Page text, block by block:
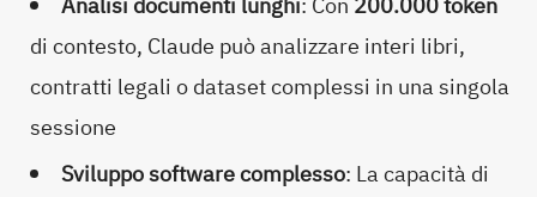
di contesto, Claude può analizzare interi libri,
contratti legali o dataset complessi in una singola
sessione
Sviluppo software complesso: La capacità di